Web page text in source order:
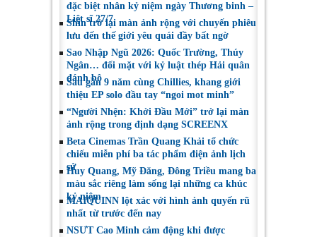
đặc biệt nhân kỷ niệm ngày Thương binh –
Liệt sĩ 27/7
Shin trở lại màn ảnh rộng với chuyến phiêu
lưu đến thế giới yêu quái đầy bất ngờ
Sao Nhập Ngũ 2026: Quốc Trường, Thúy
Ngân… đối mặt với kỷ luật thép Hải quân
đánh bộ
Sau gần 9 năm cùng Chillies, khang giới
thiệu EP solo đầu tay “ngoi mot minh”
“Người Nhện: Khởi Đầu Mới” trở lại màn
ảnh rộng trong định dạng SCREENX
Beta Cinemas Trần Quang Khải tổ chức
chiếu miễn phí ba tác phẩm điện ảnh lịch
sử
Huy Quang, Mỹ Đăng, Đông Triều mang ba
màu sắc riêng làm sống lại những ca khúc
kỷ niệm
MAIQUINN lột xác với hình ảnh quyến rũ
nhất từ trước đến nay
NSƯT Cao Minh cảm động khi được